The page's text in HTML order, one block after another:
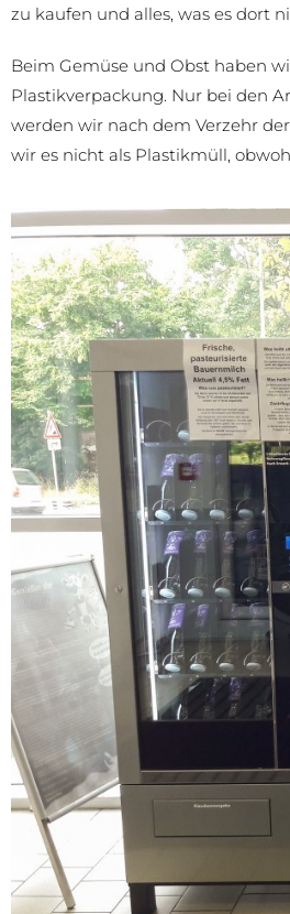
zu kaufen und alles, was es dort
Beim Gemüse und Obst haben
Plastikverpackung. Nur bei den
werden wir nach dem Verzehr
wir es nicht als Plastikmüll,